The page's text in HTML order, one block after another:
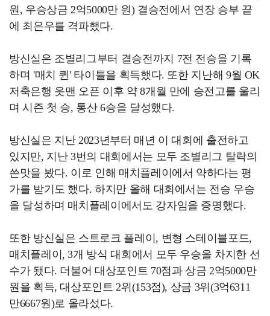
원, 우승상금 2억5000만 원) 결승전에서 연장 승부 끝
에 최은우를 격파했다.
방신실은 조별리그부터 결승전까지 7전 전승을 기록
하며 '매치 퀸' 타이틀을 획득했다. 또한 지난해 9월 OK
저축은행 읏맨 오픈 이후 약 8개월 만에 승전고를 울리
며 시즌 첫 승, 통산 6승을 달성했다.
방신실은 지난 2023년부터 매년 이 대회에 출전하고
있지만, 지난 3번의 대회에서는 모두 조별리그 탈락의
쓴맛을 봤다. 이로 인해 매치플레이에서 약하다는 평
가를 받기도 했다. 하지만 올해 대회에서는 전승 우승
을 달성하며 매치플레이에서도 강자임을 증명했다.
또한 방신실은 스트로크 플레이, 변형 스테이블포드,
매치플레이, 3개 방식 대회에서 모두 우승을 차지한 선
수가 됐다. 더불어 대상포인트 70점과 상금 2억5000만
원을 획득, 대상포인트 2위(153점), 상금 3위(3억6311
만6667원)로 올라섰다.